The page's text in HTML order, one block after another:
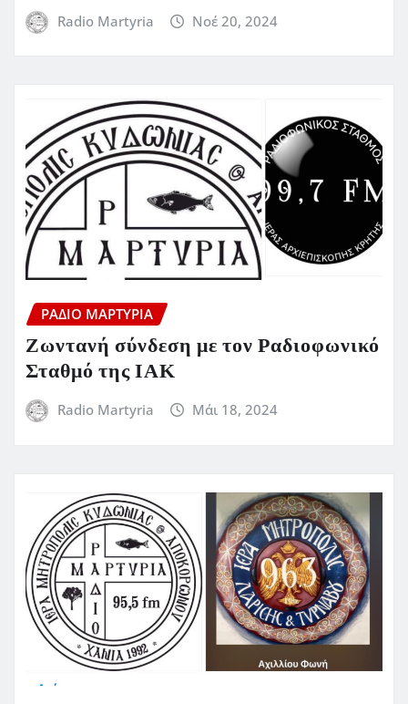
Radio Martyria Νοέ 20, 2024
ΡΆΔΙΟ ΜΑΡΤΥΡΊΑ
Ζωντανή σύνδεση με τον Ραδιοφωνικό
Σταθμό της ΙΑΚ
Radio Martyria Μάι 18, 2024